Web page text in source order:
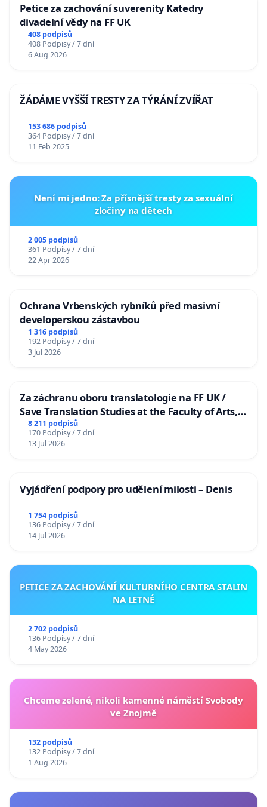
Petice za zachování suverenity Katedry
divadelní vědy na FF UK
408 podpisů
408 Podpisy / 7 dní
6 Aug 2026
ŽÁDÁME VYŠŠÍ TRESTY ZA TÝRÁNÍ ZVÍŘAT
153 686 podpisů
364 Podpisy / 7 dní
11 Feb 2025
Není mi jedno: Za přísnější tresty za sexuální
zločiny na dětech
2 005 podpisů
361 Podpisy / 7 dní
22 Apr 2026
Ochrana Vrbenských rybníků před masivní
developerskou zástavbou
1 316 podpisů
192 Podpisy / 7 dní
3 Jul 2026
Za záchranu oboru translatologie na FF UK /
Save Translation Studies at the Faculty of Arts,
Charles University
8 211 podpisů
170 Podpisy / 7 dní
13 Jul 2026
Vyjádření podpory pro udělení milosti – Denis
1 754 podpisů
136 Podpisy / 7 dní
14 Jul 2026
PETICE ZA ZACHOVÁNÍ KULTURNÍHO CENTRA STALIN
NA LETNÉ
2 702 podpisů
136 Podpisy / 7 dní
4 May 2026
Chceme zelené, nikoli kamenné náměstí Svobody
ve Znojmě
132 podpisů
132 Podpisy / 7 dní
1 Aug 2026